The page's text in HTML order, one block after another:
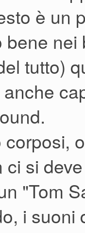
è un
bene
tutto)
si
"Tom
i